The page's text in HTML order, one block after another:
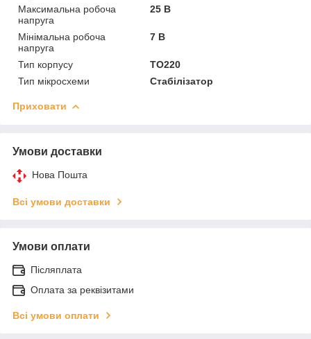
Максимальна робоча
напруга
25 В
Мінімальна робоча
напруга
7 В
Тип корпусу
TO220
Тип мікросхеми
Стабілізатор
Приховати
Умови доставки
Нова Пошта
Всі умови доставки
Умови оплати
Післяплата
Оплата за реквізитами
Всі умови оплати